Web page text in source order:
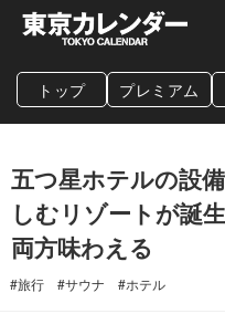
グ
トップ プレミアム
五つ星ホテルの設
しむリゾートが誕
両方味わえる
#旅行 #サウナ #ホテル